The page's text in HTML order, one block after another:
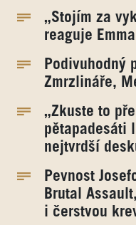
„Stojím za
reaguje
Podivuhodný
Zmrzlináře,
„Zkuste to
pětapadesáti
nejtvrdší
Pevnost
Brutal
i čerstvou